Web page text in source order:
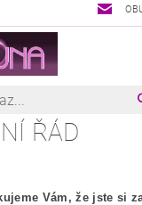
ŘÁD
Vám, že jste si